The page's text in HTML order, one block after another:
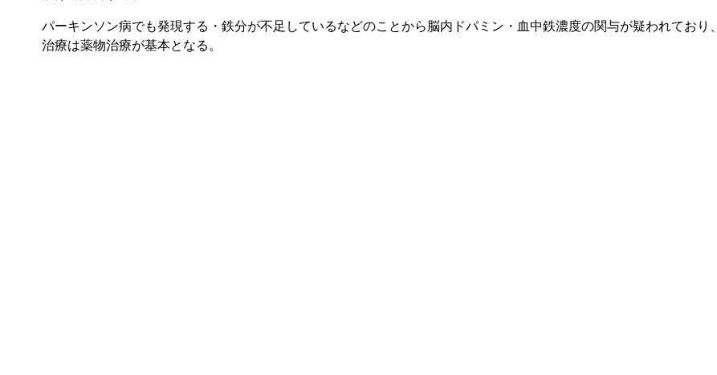
パーキンソン病でも発現する・鉄分が不足しているなどのことから脳内ドパミン・血中鉄濃度の関与が疑われており、
治療は薬物治療が基本となる。